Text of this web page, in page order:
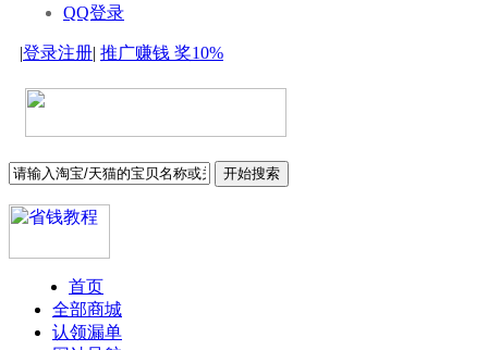
QQ登录
|登录注册| 推广赚钱 奖10%
开始搜索
首页
全部商城
认领漏单